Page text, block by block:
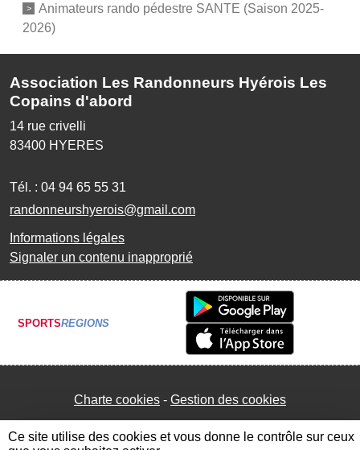
Animateurs rando pédestre SANTE (Saison 2025-
2026)
Association Les Randonneurs Hyérois Les
Copains d'abord
14 rue crivelli
83400 HYERES
Tél. : 04 94 65 55 31
randonneurshyerois@gmail.com
Informations légales
Signaler un contenu inapproprié
SPORTSREGIONS
Charte cookies Gestion des cookies
Ce site utilise des cookies et vous donne le contrôle sur ceux